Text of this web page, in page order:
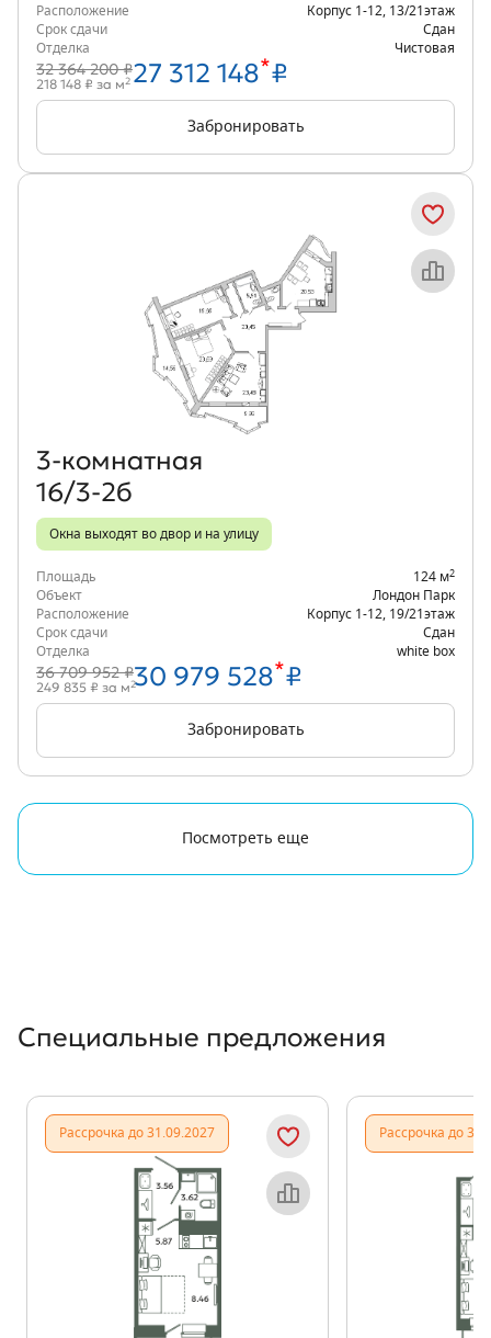
Расположение
Корпус 1-12 13/21 этаж
Срок сдачи
Сдан
Отделка
Чистовая
32 364 200 ₽27 312 148*₽
218 148 ₽ за м2
Забронировать
3‑комнатная
16/3-2б
Окна выходят во двор и на улицу
Площадь 124 м2
Объект
Лондон Парк
Расположение
Корпус 1-12 19/21 этаж
Срок сдачи
Сдан
Отделка
white box
36 709 952 ₽30 979 528*₽
249 835 ₽ за м2
Забронировать
Посмотреть еще
Специальные предложения
Рассрочка до 31.09.2027
Объект месяца
Рассрочка до